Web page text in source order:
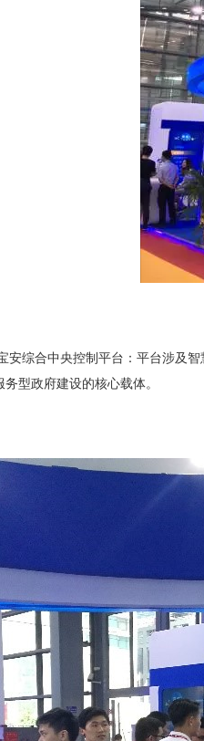
合中央控制平台：平台涉及智
务型政府建设的核心载体。